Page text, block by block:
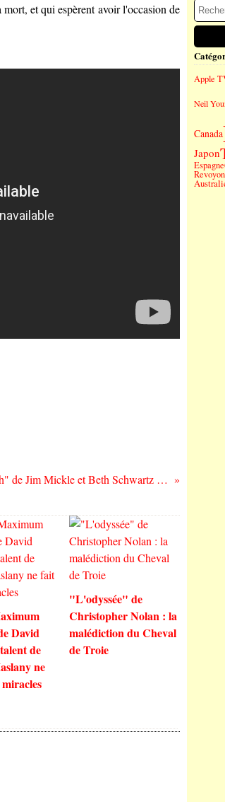
et qui espèrent avoir l'occasion de
"Sweet Tooth" de Jim Mickle et Beth Schwartz : the Deer Hunters
David
de
ne
"L'odyssée" de
Christopher Nolan : la
malédiction du Cheval
de Troie
Apple
Neil
Canada
Japon
Espagne